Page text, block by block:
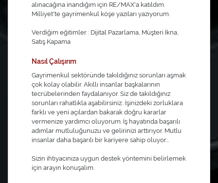
alınacağına inandığım için RE/MAX'a katıldım.
Milliyet'te gayrimenkul köşe yazıları yazıyorum.
Verdiğim eğitimler : Dijital Pazarlama, Müşteri İkna,
Satış Kapama
Nasıl Çalışırım
Gayrimenkul sektöründe takıldığınız sorunları aşmak
çok kolay olabilir. Akıllı insanlar başkalarının
tecrübelerinden faydalanıyor. Siz de takıldığınız
sorunları rahatlıkla aşabilirsiniz.. İşinizdeki zorluklara
farklı ve yeni açılardan bakarak doğru kararlar
vermenize yardımcı oluyorum. İş hayatında başarılı
adımlar mutluluğunuzu ve gelirinizi arttırıyor. Mutlu
insanlar daha başarılı bir kariyere sahip oluyor...
Sizin ihtiyacınıza uygun destek yöntemini belirlemek
için arayın konuşalım.